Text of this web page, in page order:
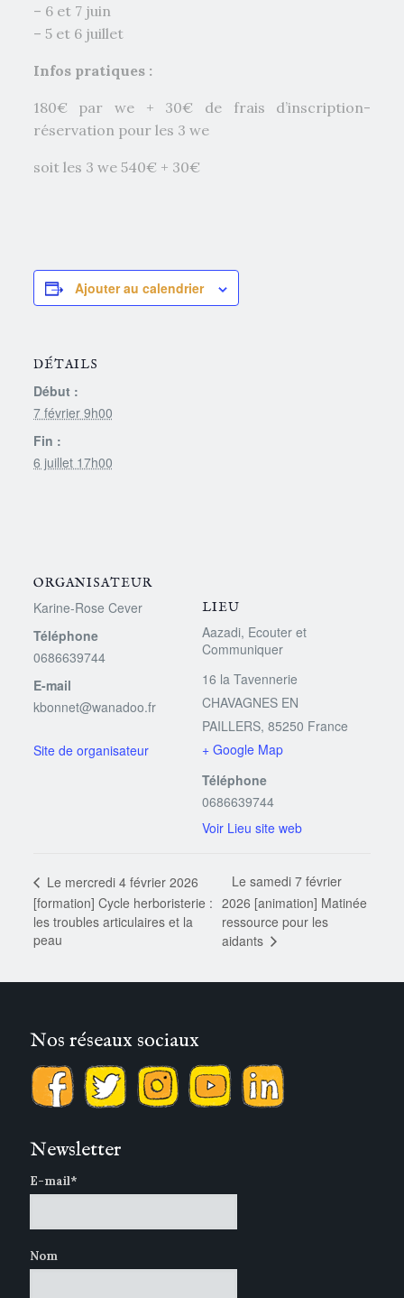
– 6 et 7 juin
– 5 et 6 juillet
Infos pratiques :
180€ par we + 30€ de frais d’inscription-
réservation pour les 3 we
soit les 3 we 540€ + 30€
Ajouter au calendrier
DÉTAILS
Début :
7 février 9h00
Fin :
6 juillet 17h00
ORGANISATEUR
Karine-Rose Cever
Téléphone
0686639744
E-mail
kbonnet@wanadoo.fr
LIEU
Aazadi, Ecouter et
Communiquer
16 la Tavennerie
CHAVAGNES EN
PAILLERS, 85250 France
+ Google Map
Téléphone
0686639744
Voir Lieu site web
Le mercredi 4 février 2026
[formation] Cycle herboristerie :
les troubles articulaires et la
peau
Le samedi 7 février
2026 [animation] Matinée
ressource pour les
aidants
Nos réseaux sociaux
Newsletter
E-mail*
Nom